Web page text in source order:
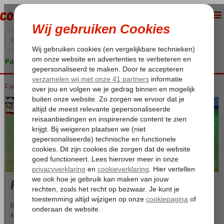
Pakketgarantie
Home
Cyprus Cyprus Famagusta
Famagusta
Ben je op zoek naar een ontspannen zon-, zee- en strandvakantie?
Kies dan voor een verblijf in de zonzekere badplaats Famagusta op